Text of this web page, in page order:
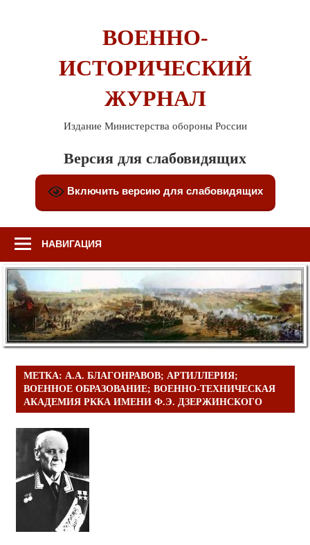
ВОЕННО-
ИСТОРИЧЕСКИЙ
ЖУРНАЛ
Издание Министерства обороны России
Версия для слабовидящих
Включить версию для слабовидящих
НАВИГАЦИЯ
МЕТКА: А.А. БЛАГОНРАВОВ; АРТИЛЛЕРИЯ;
ВОЕННОЕ ОБРАЗОВАНИЕ; ВОЕННО-ТЕХНИЧЕСКАЯ
АКАДЕМИЯ РККА ИМЕНИ Ф.Э. ДЗЕРЖИНСКОГО